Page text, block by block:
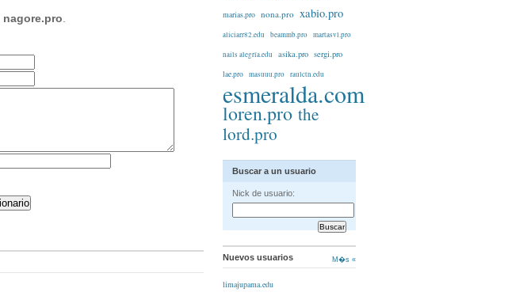
nagore.pro marias.pro nona.pro xabio.pro
aliciarr82.edu beammb.pro martasvl.pro
nails alegría.edu
asika.pro sergi.pro
lae.pro masuuu.pro raulctn.edu
esmeralda.com
loren.pro the
lord.pro
Buscar a un usuario
Nick de usuario:
Nuevos usuarios M�s «
limajupama.edu